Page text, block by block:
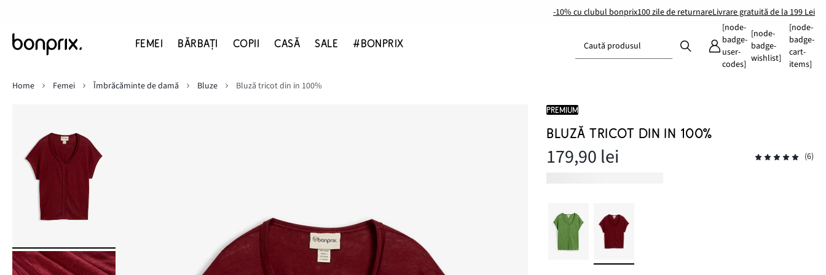
-10% cu clubul bonprix100 zile de returnareLivrare gratuită de la 199 Lei
FEMEI BĂRBAŢI COPII CASĂ SALE #BONPRIX Caută produsul
[node-
badge-
user-
codes]
[node-
badge-
wishlist]
[node-
badge-
cart-
items]
Home
Femei Îmbrăcăminte de damă Bluze Bluză tricot din in 100%
PREMIUM
BLUZĂ TRICOT DIN IN 100%
179,90 lei (6)